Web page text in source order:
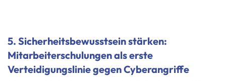
5. Sicherheitsbewusstsein stärken:
Mitarbeiterschulungen als erste
Verteidigungslinie gegen Cyberangriffe